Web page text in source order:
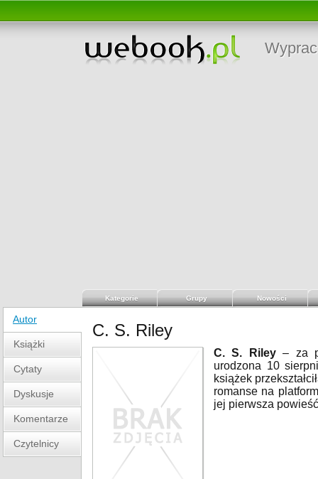
Kategorie Grupy Nowości
Autor
Książki
Cytaty
Dyskusje
Komentarze
Czytelnicy
C. S. Riley
C. S. Riley– za
urodzona 10
książek
romanse na
jej pierwsza